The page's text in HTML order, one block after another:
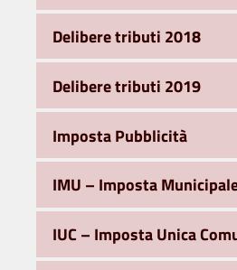
Delibere tributi 2018
Delibere tributi 2019
Imposta Pubblicità
IMU – Imposta
IUC – Imposta Unica